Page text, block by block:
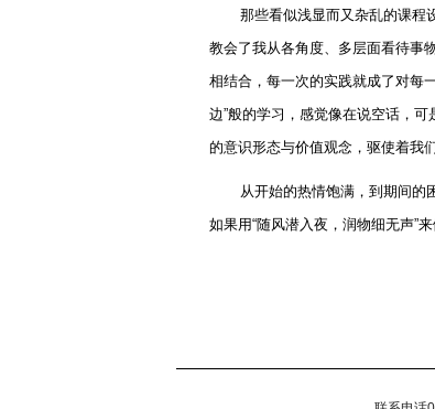
那些看似浅显而又杂乱的课程
教会了我从各角度、多层面看待事
相结合，每一次的实践就成了对每
边”般的学习，感觉像在说空话，可
的意识形态与价值观念，驱使着我
从开始的热情饱满，到期间的
如果用“随风潜入夜，润物细无声”来